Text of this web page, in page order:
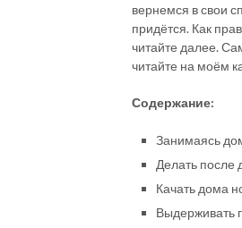
вернемся в свои
придётся. Как
читайте далее.
читайте на моём
Содержание:
Занимаясь
Делать после
Качать дома
Выдерживать